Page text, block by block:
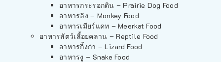
อาหารกระรอกดิน – Prairie Dog Food
อาหารลิง – Monkey Food
อาหารเมียร์แคท – Meerkat Food
อาหารสัตว์เลี้อยคลาน – Reptile Food
อาหารกิ้งก่า – Lizard Food
อาหารงู – Snake Food